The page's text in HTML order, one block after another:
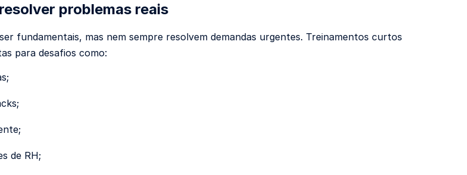
problemas reais
fundamentais, mas nem sempre resolvem demandas urgentes. Treinamentos curtos
para desafios como:
de RH;